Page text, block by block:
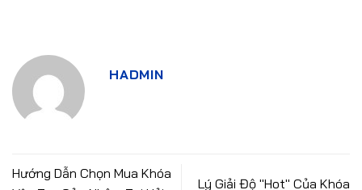
HADMIN
Hướng Dẫn Chọn Mua Khóa
Lý Giải Độ "Hot" Của Khóa